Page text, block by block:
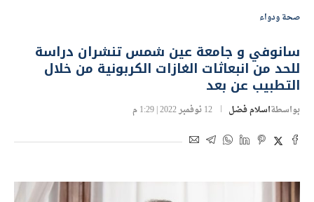
صحة ودواء
سانوفي و جامعة عين شمس تنشران دراسة
للحد من انبعاثات الغازات الكربونية من خلال
التطبيب عن بعد
بواسطةاسلام فضل 12 نوفمبر 2022 | 1:29 م